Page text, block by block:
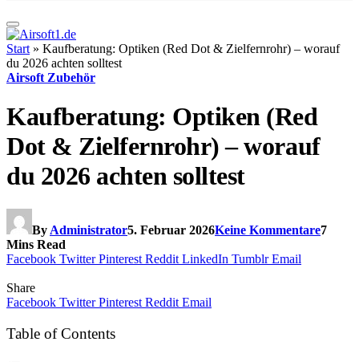
Start » Kaufberatung: Optiken (Red Dot & Zielfernrohr) – worauf
du 2026 achten solltest
Airsoft Zubehör
Kaufberatung: Optiken (Red
Dot & Zielfernrohr) – worauf
du 2026 achten solltest
By Administrator5. Februar 2026Keine Kommentare7
Mins Read
Facebook Twitter Pinterest Reddit LinkedIn Tumblr Email
Share
Facebook Twitter Pinterest Reddit Email
Table of Contents